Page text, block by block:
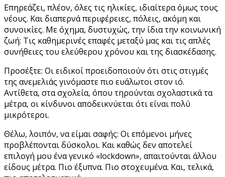
Επηρεάζει, πλέον, όλες τις ηλικίες, ιδιαίτερα όμως τους
νέους. Και διαπερνά περιφέρειες, πόλεις, ακόμη και
συνοικίες. Με όχημα, δυστυχώς, την ίδια την κοινωνική
ζωή: Τις καθημερινές επαφές μεταξύ μας και τις απλές
συνήθειες του ελεύθερου χρόνου και της διασκέδασης.
Προσέξτε: Οι ειδικοί προειδοποιούν ότι στις στιγμές
της ανεμελιάς γινόμαστε πιο ευάλωτοι στον ιό.
Αντίθετα, στα σχολεία, όπου τηρούνται σχολαστικά τα
μέτρα, οι κίνδυνοι αποδεικνύεται ότι είναι πολύ
μικρότεροι.
Θέλω, λοιπόν, να είμαι σαφής: Οι επόμενοι μήνες
προβλέπονται δύσκολοι. Και καθώς δεν αποτελεί
επιλογή μου ένα γενικό «lockdown», απαιτούνται άλλου
είδους μέτρα. Πιο έξυπνα. Πιο στοχευμένα. Και, τελικά,